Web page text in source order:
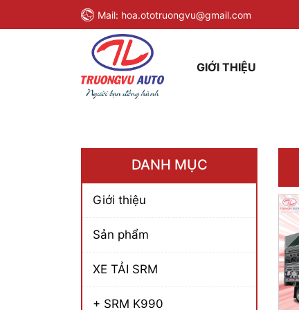
Mail: hoa.ototruongvu@gmail.com
GIỚI THIỆU
DANH MỤC
Giới thiệu
Sản phẩm
XE TẢI SRM
+ SRM K990